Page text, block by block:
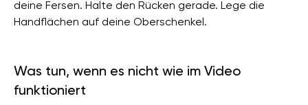
deine Fersen. Halte den Rücken gerade. Lege die
Handflächen auf deine Oberschenkel.
Was tun, wenn es nicht wie im Video
funktioniert